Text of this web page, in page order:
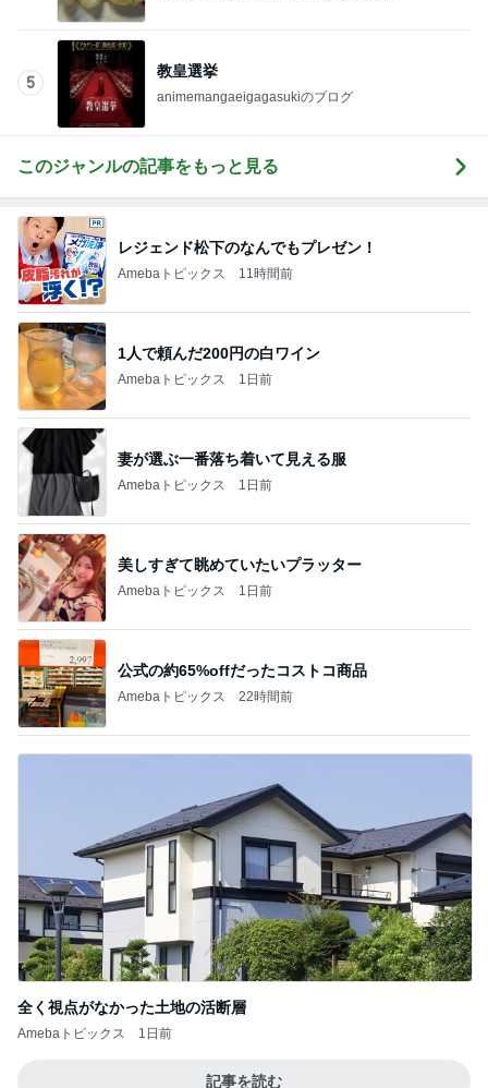
5
教皇選挙
animemangaeigagasukiのブログ
このジャンルの記事をもっと見る
レジェンド松下のなんでもプレゼン！
Amebaトピックス 11時間前
1人で頼んだ200円の白ワイン
Amebaトピックス 1日前
妻が選ぶ一番落ち着いて見える服
Amebaトピックス 1日前
美しすぎて眺めていたいプラッター
Amebaトピックス 1日前
公式の約65%offだったコストコ商品
Amebaトピックス 22時間前
全く視点がなかった土地の活断層
Amebaトピックス 1日前
記事を読む